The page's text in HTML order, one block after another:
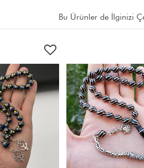
Bu Ürünler de İlginizi